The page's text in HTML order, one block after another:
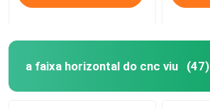
a faixa horizontal do cnc viu (47)